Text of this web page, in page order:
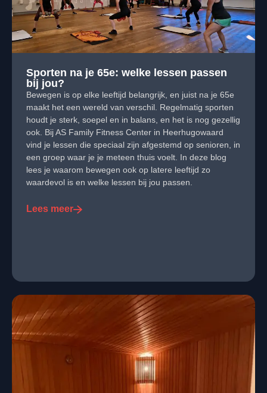
Sporten na je 65e: welke lessen passen
bij jou?
Bewegen is op elke leeftijd belangrijk, en juist na je 65e
maakt het een wereld van verschil. Regelmatig sporten
houdt je sterk, soepel en in balans, en het is nog gezellig
ook. Bij AS Family Fitness Center in Heerhugowaard
vind je lessen die speciaal zijn afgestemd op senioren, in
een groep waar je je meteen thuis voelt. In deze blog
lees je waarom bewegen ook op latere leeftijd zo
waardevol is en welke lessen bij jou passen.
Lees meer